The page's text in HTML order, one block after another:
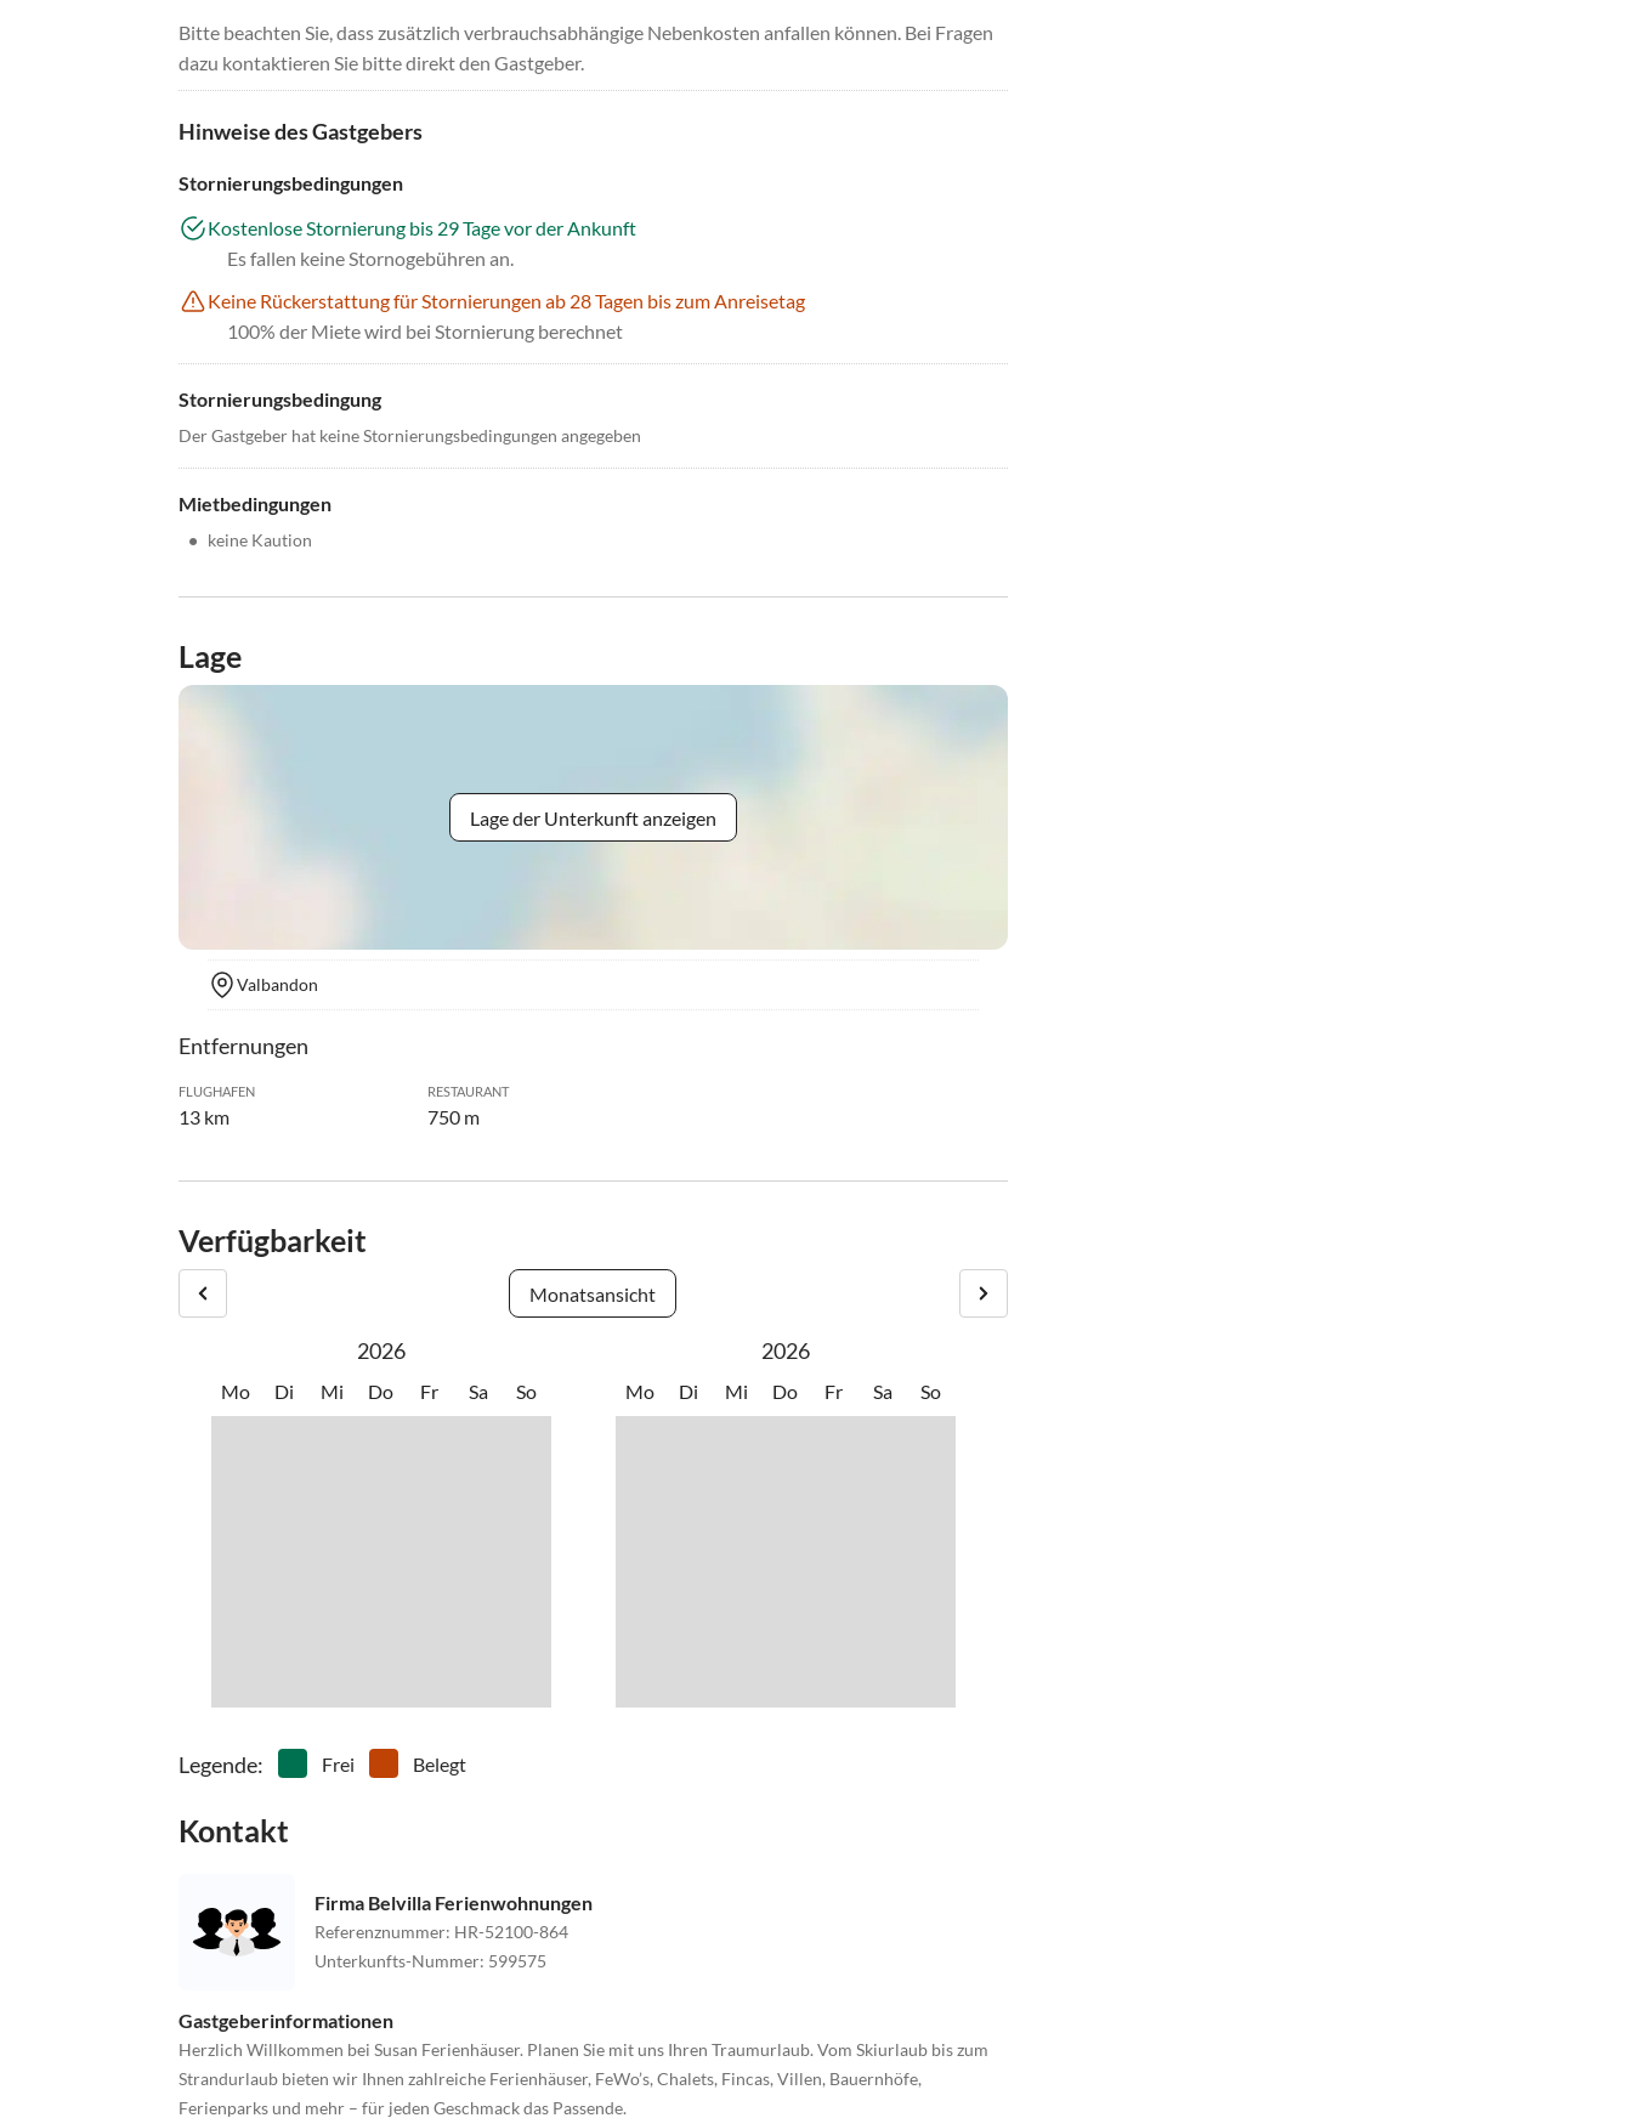
Bitte beachten Sie, dass zusätzlich verbrauchsabhängige Nebenkosten anfallen können. Bei Fragen
dazu kontaktieren Sie bitte direkt den Gastgeber.
Hinweise des Gastgebers
Stornierungsbedingungen
Kostenlose Stornierung bis 29 Tage vor der Ankunft
Es fallen keine Stornogebühren an.
Keine Rückerstattung für Stornierungen ab 28 Tagen bis zum Anreisetag
100% der Miete wird bei Stornierung berechnet
Stornierungsbedingung
Der Gastgeber hat keine Stornierungsbedingungen angegeben
Mietbedingungen
• keine Kaution
Lage
Lage der Unterkunft anzeigen
Valbandon
Entfernungen
FLUGHAFEN
13 km
RESTAURANT
750 m
Verfügbarkeit
Monatsansicht
2026
Mo Di Mi Do Fr Sa So
2026
Mo Di Mi Do Fr Sa So
Legende: Frei Belegt
Kontakt
Firma Belvilla Ferienwohnungen
Referenznummer: HR-52100-864
Unterkunfts-Nummer: 599575
Gastgeberinformationen
Herzlich Willkommen bei Susan Ferienhäuser. Planen Sie mit uns Ihren Traumurlaub. Vom Skiurlaub bis zum
Strandurlaub bieten wir Ihnen zahlreiche Ferienhäuser, FeWo’s, Chalets, Fincas, Villen, Bauernhöfe,
Ferienparks und mehr – für jeden Geschmack das Passende.